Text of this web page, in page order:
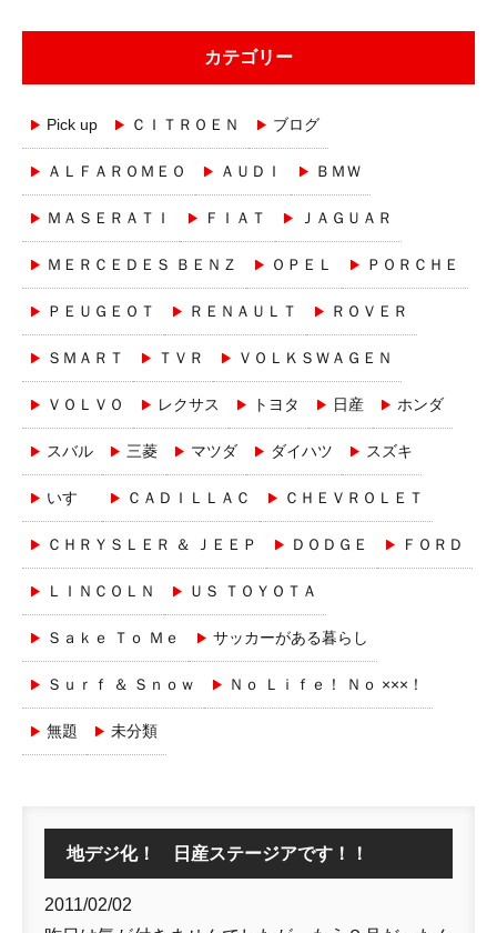
カテゴリー
Pick up ＣＩＴＲＯＥＮ ブログ
ＡＬＦＡＲＯＭＥＯ ＡＵＤＩ ＢＭＷ
ＭＡＳＥＲＡＴＩ ＦＩＡＴ ＪＡＧＵＡＲ
ＭＥＲＣＥＤＥＳ ＢＥＮＺ ＯＰＥＬ ＰＯＲＣＨＥ
ＰＥＵＧＥＯＴ ＲＥＮＡＵＬＴ ＲＯＶＥＲ
ＳＭＡＲＴ ＴＶＲ ＶＯＬＫＳＷＡＧＥＮ
ＶＯＬＶＯ レクサス トヨタ 日産 ホンダ
スバル 三菱 マツダ ダイハツ スズキ
いすゞ ＣＡＤＩＬＬＡＣ ＣＨＥＶＲＯＬＥＴ
ＣＨＲＹＳＬＥＲ ＆ ＪＥＥＰ ＤＯＤＧＥ ＦＯＲＤ
ＬＩＮＣＯＬＮ ＵＳ ＴＯＹＯＴＡ
Ｓａｋｅ Ｔｏ Ｍｅ サッカーがある暮らし
Ｓｕｒｆ ＆ Ｓｎｏｗ Ｎｏ Ｌｉｆｅ！ Ｎｏ ×××！
無題 未分類
地デジ化！ 日産ステージアです！！
2011/02/02